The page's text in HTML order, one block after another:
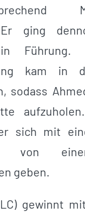
ging
Führung.
kam in
sodass
sich mit
von
geben.
gewinnt